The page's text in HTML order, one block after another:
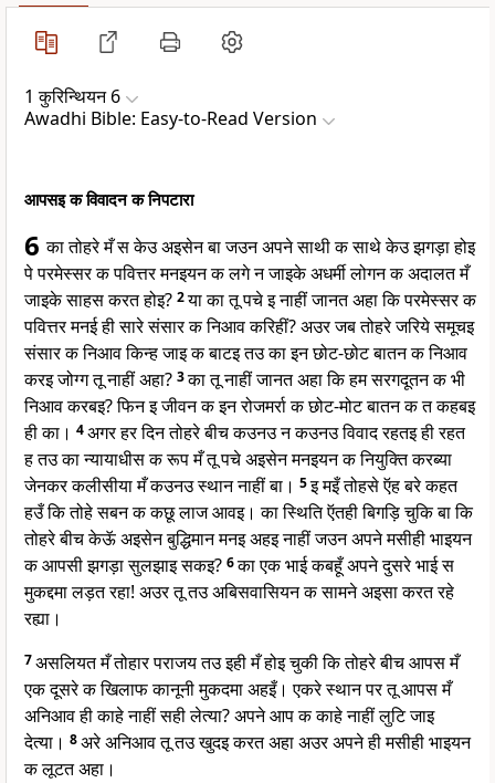
1 कुरिन्थियन 6
Awadhi Bible: Easy-to-Read Version
आपसइ क विवादन क निपटारा
6का तोहरे मँ स केउ अइसेन बा जउन अपने साथी क साथे केउ झगड़ा होइ
पे परमेस्सर क पवित्तर मनइयन क लगे न जाइके अधर्मी लोगन क अदालत मँ
जाइके साहस करत होइ? 2या का तू पचे इ नाहीं जानत अहा कि परमेस्सर क
पवित्तर मनई ही सारे संसार क निआव करिहीं? अउर जब तोहरे जरिये समूचइ
संसार क निआव किन्ह जाइ क बाटइ तउ का इन छोट-छोट बातन क निआव
करइ जोग्ग तू नाहीं अहा? 3का तू नाहीं जानत अहा कि हम सरगदूतन क भी
निआव करबइ? फिन इ जीवन क इन रोजमर्रा क छोट-मोट बातन क त कहबइ
ही का। 4अगर हर दिन तोहरे बीच कउनउ न कउनउ विवाद रहतइ ही रहत
ह तउ का न्यायाधीस क रूप मँ तू पचे अइसेन मनइयन क नियुक्ति करब्या
जेनकर कलीसीया मँ कउनउ स्थान नाहीं बा। 5इ मइँ तोहसे ऍह बरे कहत
हउँ कि तोहे सबन क कछू लाज आवइ। का स्थिति ऍतही बिगड़ि चुकि बा कि
तोहरे बीच केऊॅ अइसेन बुद्धिमान मनइ अहइ नाहीं जउन अपने मसीही भाइयन
क आपसी झगड़ा सुलझाइ सकइ? 6का एक भाई कबहूँ अपने दुसरे भाई स
मुकद्दमा लड़त रहा! अउर तू तउ अबिसवासियन क सामने अइसा करत रहे
रह्या।
7असलियत मँ तोहार पराजय तउ इही मँ होइ चुकी कि तोहरे बीच आपस मँ
एक दूसरे क खिलाफ कानूनी मुकदमा अहइँ। एकरे स्थान पर तू आपस मँ
अनिआव ही काहे नाहीं सही लेत्या? अपने आप क काहे नाहीं लुटि जाइ
देत्या। 8अरे अनिआव तू तउ खुदइ करत अहा अउर अपने ही मसीही भाइयन
क लूटत अहा।